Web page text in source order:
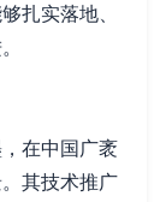
扎实落地、
在中国广袤
其技术推广